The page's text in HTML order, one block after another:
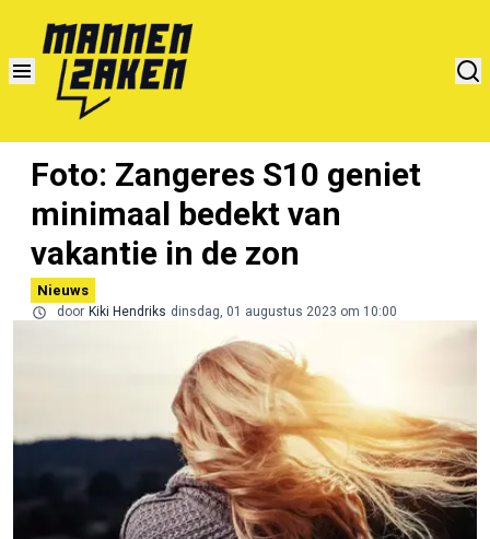
Foto: Zangeres S10 geniet
minimaal bedekt van
vakantie in de zon
Nieuws
door Kiki Hendriks dinsdag, 01 augustus 2023 om 10:00